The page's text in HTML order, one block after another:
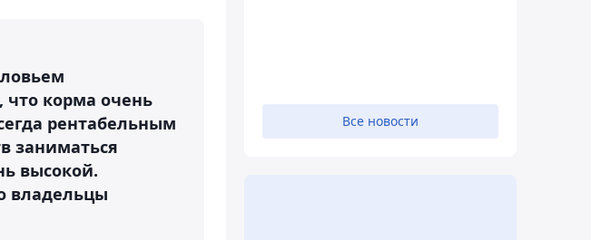
что корма очень
рентабельным
заниматься
высокой.
владельцы
Все новости